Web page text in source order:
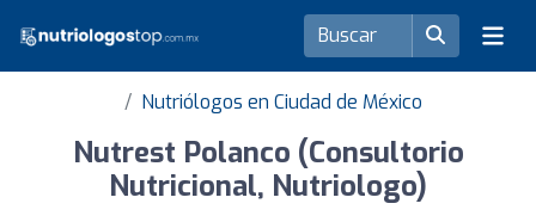
Nutriólogos en Ciudad de México
Nutrest Polanco (Consultorio
Nutricional, Nutriologo)